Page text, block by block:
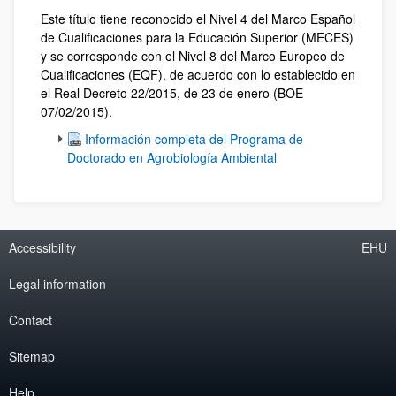
Este título tiene reconocido el Nivel 4 del Marco Español
de Cualificaciones para la Educación Superior (MECES)
y se corresponde con el Nivel 8 del Marco Europeo de
Cualificaciones (EQF), de acuerdo con lo establecido en
el Real Decreto 22/2015, de 23 de enero (BOE
07/02/2015).
Información completa del Programa de
Doctorado en Agrobiología Ambiental
Accessibility
Legal information
Contact
Sitemap
Help
EHU